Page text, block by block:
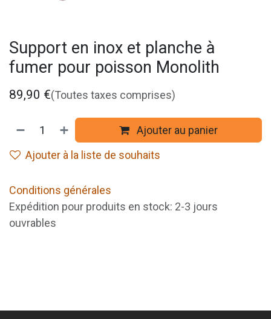
Support en inox et planche à
fumer pour poisson Monolith
89,90 €(Toutes taxes comprises)
Ajouter au panier
Ajouter à la liste de souhaits
Conditions générales
Expédition pour produits en stock: 2-3 jours
ouvrables